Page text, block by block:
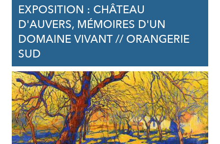
EXPOSITION : CHÂTEAU
D'AUVERS, MÉMOIRES D'UN
DOMAINE VIVANT // ORANGERIE
SUD